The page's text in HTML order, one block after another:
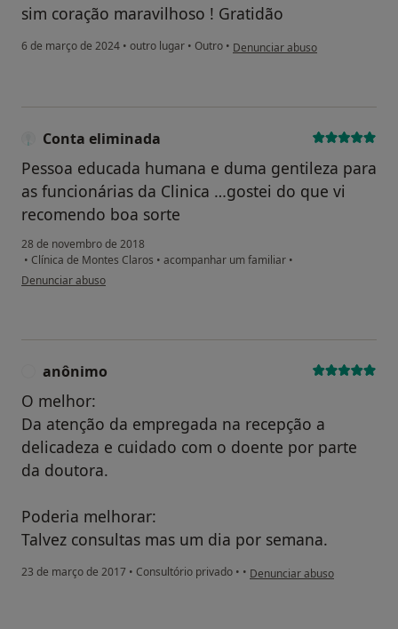
sim coração maravilhoso ! Gratidão
6 de março de 2024 • outro lugar • Outro • na opinião do utilizador Sônia
Denunciar abuso
Conta eliminada
Pessoa educada humana e duma gentileza para
as funcionárias da Clinica …gostei do que vi
recomendo boa sorte
28 de novembro de 2018
• Clínica de Montes Claros • acompanhar um familiar •
na opinião do utilizador Conta eliminada
Denunciar abuso
anônimo
O melhor:
Da atenção da empregada na recepção a
delicadeza e cuidado com o doente por parte
da doutora.
Poderia melhorar:
Talvez consultas mas um dia por semana.
23 de março de 2017 • Consultório privado • • na opinião do utilizador
Denunciar abuso